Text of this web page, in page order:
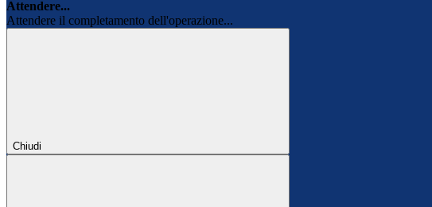
Attendere...
Attendere il completamento dell'operazione...
Chiudi